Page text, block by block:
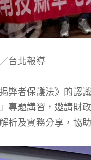
台北報導
弊者保護法》的認
專題講習，邀請
析及實務分享，協